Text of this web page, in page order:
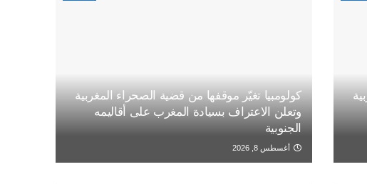
كولومبيا تغيّر موقفها من قضية الصحراء المغربية
وتعلن الاعتراف بسيادة المغرب على أقاليمه
الجنوبية
أغسطس 8, 2026